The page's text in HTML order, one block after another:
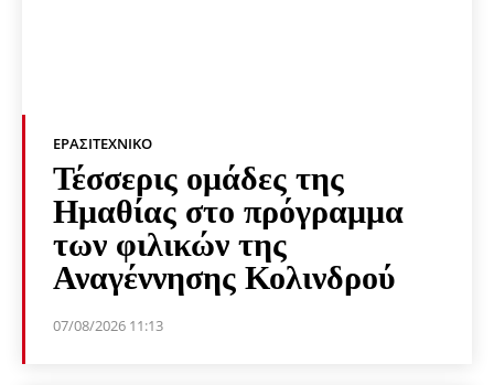
ΕΡΑΣΙΤΕΧΝΙΚΟ
Τέσσερις ομάδες της
Ημαθίας στο πρόγραμμα
των φιλικών της
Αναγέννησης Κολινδρού
07/08/2026 11:13